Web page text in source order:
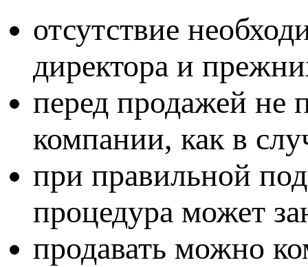
отсутствие
директора и
перед продажей не
компании, как в
при правильной
процедура может
продавать можно